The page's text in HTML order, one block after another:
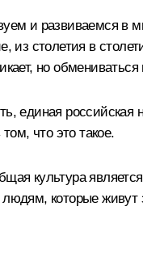
и развиваемся в
из столетия в
но
единая
что это такое.
культура
которые живут